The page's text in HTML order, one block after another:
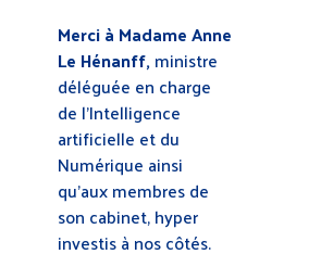
Merci à Madame Anne
Le Hénanff,ministre
déléguée en charge
de l’Intelligence
artificielle et du
Numérique ainsi
qu’aux membres de
son cabinet, hyper
investis à nos côtés.